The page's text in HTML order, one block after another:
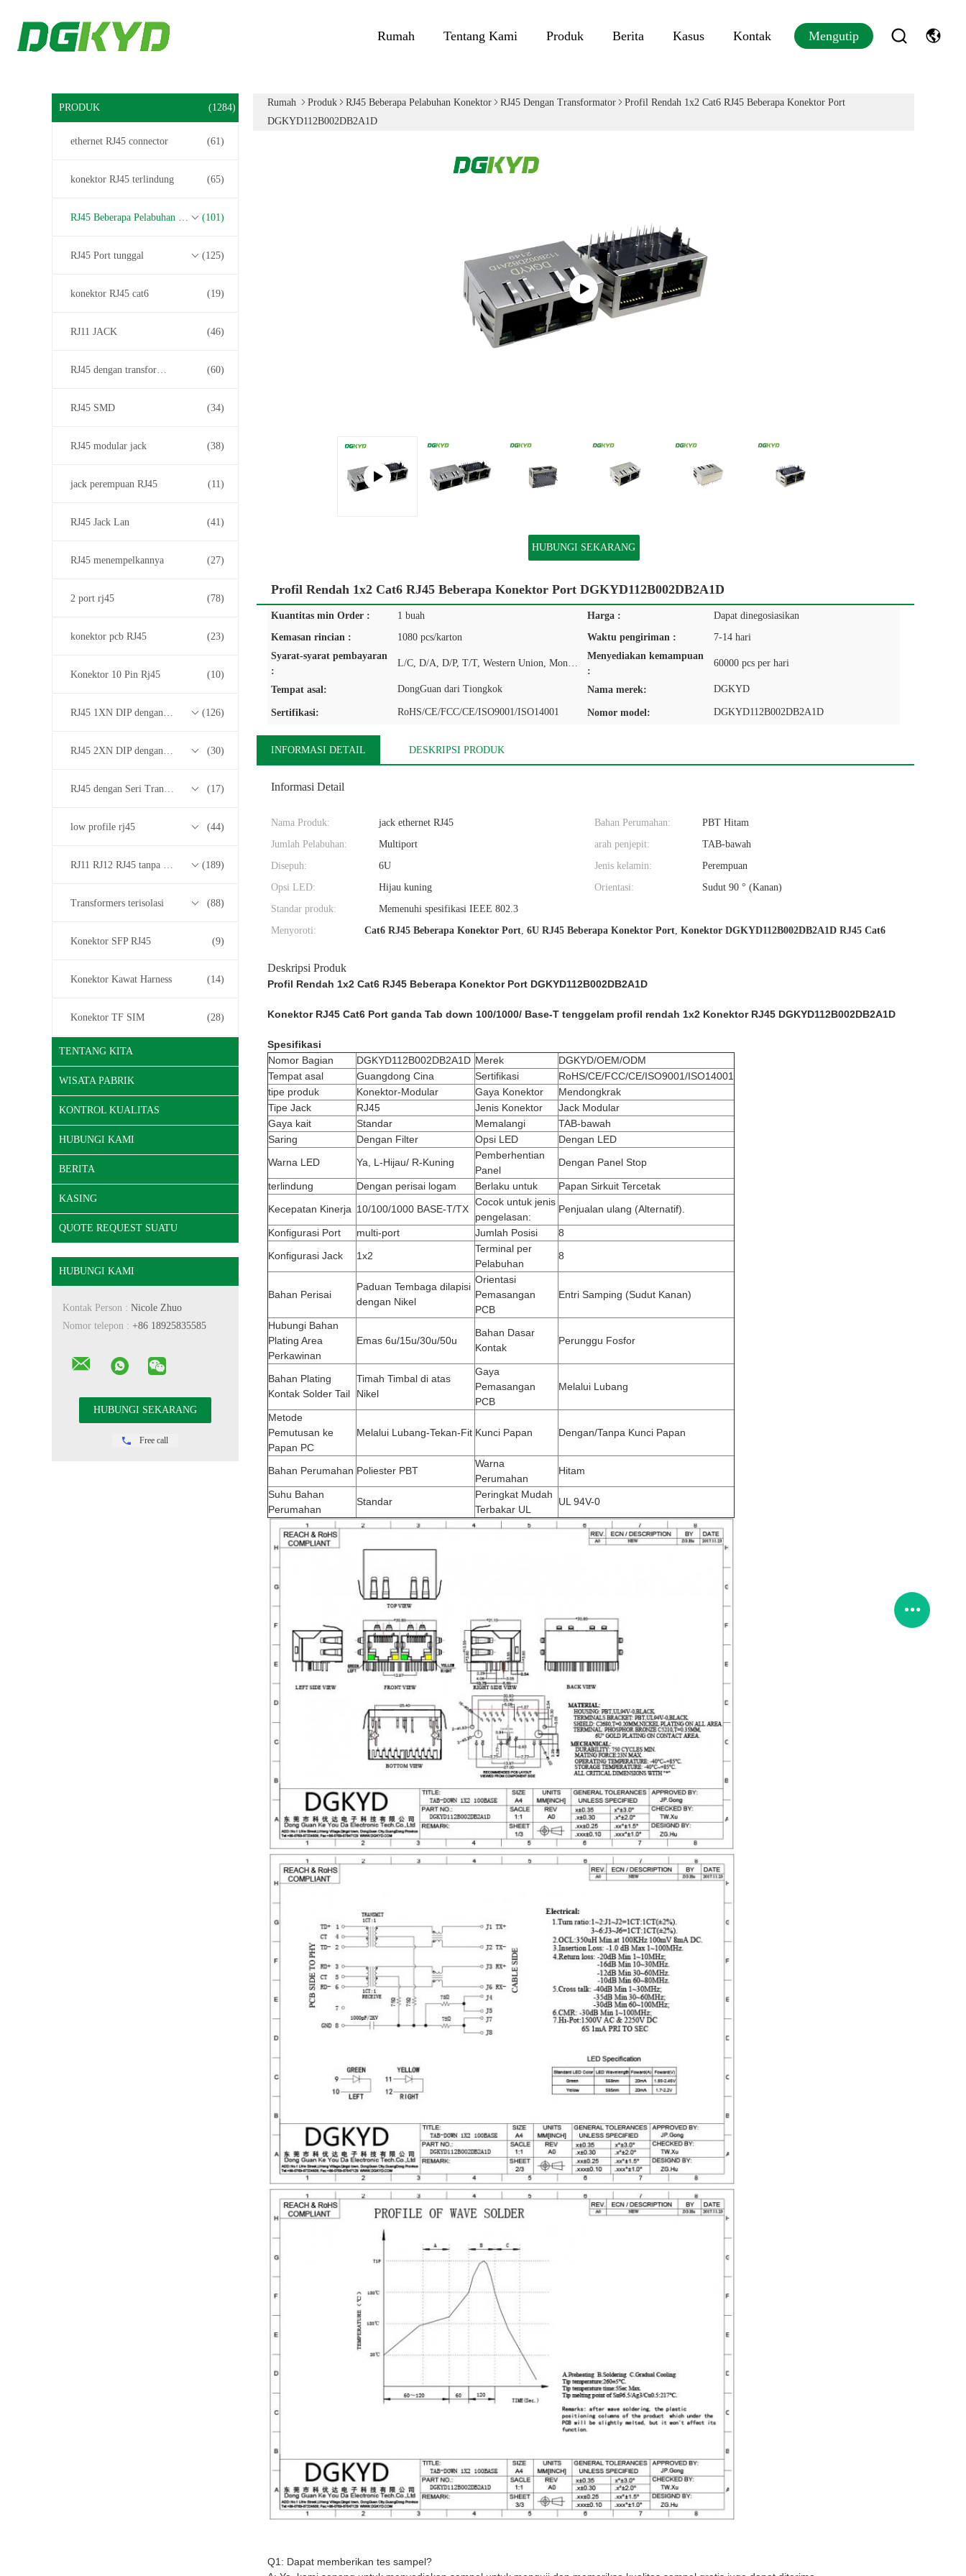
Rumah Tentang Kami Produk Berita Kasus Kontak Mengutip
PRODUK (1284)
ethernet RJ45 connector (61)
konektor RJ45 terlindung (65)
RJ45 Beberapa Pelabuhan Konektor (101)
RJ45 Port tunggal (125)
konektor RJ45 cat6 (19)
RJ11 JACK (46)
RJ45 dengan transformator (60)
RJ45 SMD (34)
RJ45 modular jack (38)
jack perempuan RJ45 (11)
RJ45 Jack Lan (41)
RJ45 menempelkannya (27)
2 port rj45 (78)
konektor pcb RJ45 (23)
Konektor 10 Pin Rj45 (10)
RJ45 1XN DIP dengan 10/100/1000M Base-T Transformer Series (126)
RJ45 2XN DIP dengan 10/100/1000M Base-T Transformer Series (30)
RJ45 dengan Seri Transformer 2.5G/5G/10G Base-T (17)
low profile rj45 (44)
RJ11 RJ12 RJ45 tanpa Seri Transformer (189)
Transformers terisolasi (88)
Konektor SFP RJ45 (9)
Konektor Kawat Harness (14)
Konektor TF SIM (28)
TENTANG KITA
WISATA PABRIK
KONTROL KUALITAS
HUBUNGI KAMI
BERITA
KASING
QUOTE REQUEST SUATU
HUBUNGI KAMI
Kontak Person : Nicole Zhuo
Nomor telepon : +86 18925835585
Free call
Rumah Produk RJ45 Beberapa Pelabuhan Konektor RJ45 Dengan Transformator
Profil Rendah 1x2 Cat6 RJ45 Beberapa Konektor Port
DGKYD112B002DB2A1D
HUBUNGI SEKARANG
Profil Rendah 1x2 Cat6 RJ45 Beberapa Konektor Port DGKYD112B002DB2A1D
Kuantitas min Order : 1 buah Harga :
Dapat dinegosiasikan
Kemasan rincian :
1080 pcs/karton Waktu pengiriman :
7-14 hari
Syarat-syarat pembayaran
:
L/C, D/A, D/P, T/T, Western Union, MoneyGram
Menyediakan kemampuan
:
60000 pcs per hari
Tempat asal: DongGuan dari Tiongkok Nama merek: DGKYD
Sertifikasi: RoHS/CE/FCC/CE/ISO9001/ISO14001 Nomor model: DGKYD112B002DB2A1D
INFORMASI DETAIL DESKRIPSI PRODUK
Informasi Detail
Nama Produk: jack ethernet RJ45 Bahan Perumahan:
PBT Hitam
Jumlah Pelabuhan:
Multiport arah penjepit:
TAB-bawah
Disepuh:
6U Jenis kelamin:
Perempuan
Opsi LED:
Hijau kuning Orientasi:
Sudut 90 ° (Kanan)
Standar produk:
Memenuhi spesifikasi IEEE 802.3
Menyoroti:
Cat6 RJ45 Beberapa Konektor Port, 6U RJ45 Beberapa Konektor Port, Konektor DGKYD112B002DB2A1D RJ45 Cat6
Deskripsi Produk
Profil Rendah 1x2 Cat6 RJ45 Beberapa Konektor Port DGKYD112B002DB2A1D
Konektor RJ45 Cat6 Port ganda Tab down 100/1000/ Base-T tenggelam profil rendah 1x2 Konektor RJ45 DGKYD112B002DB2A1D
Spesifikasi
Nomor Bagian
DGKYD112B002DB2A1D Merek
DGKYD/OEM/ODM
Tempat asal
Guangdong Cina Sertifikasi
RoHS/CE/FCC/CE/ISO9001/ISO14001
tipe produk
Konektor-Modular Gaya Konektor
Mendongkrak
Tipe Jack
RJ45 Jenis Konektor
Jack Modular
Gaya kait
Standar Memalangi
TAB-bawah
Saring
Dengan Filter Opsi LED
Dengan LED
Warna LED
Ya, L-Hijau/ R-Kuning
Pemberhentian
Panel
Dengan Panel Stop
terlindung Dengan perisai logam Berlaku untuk
Papan Sirkuit Tercetak
Kecepatan Kinerja 10/100/1000 BASE-T/TX
Cocok untuk jenis
pengelasan:
Penjualan ulang (Alternatif).
Konfigurasi Port multi-port Jumlah Posisi
8
Konfigurasi Jack
1x2
Terminal per
Pelabuhan
8
Bahan Perisai
Paduan Tembaga dilapisi
dengan Nikel
Orientasi
Pemasangan
PCB
Entri Samping (Sudut Kanan)
Hubungi Bahan
Plating Area
Perkawinan
Emas 6u/15u/30u/50u
Bahan Dasar
Kontak
Perunggu Fosfor
Bahan Plating
Kontak Solder Tail
Timah Timbal di atas
Nikel
Gaya
Pemasangan
PCB
Melalui Lubang
Metode
Pemutusan ke
Papan PC
Melalui Lubang-Tekan-Fit Kunci Papan Dengan/Tanpa Kunci Papan
Bahan Perumahan Poliester PBT
Warna
Perumahan
Hitam
Suhu Bahan
Perumahan
Standar
Peringkat Mudah
Terbakar UL
UL 94V-0
Q1: Dapat memberikan tes sampel?